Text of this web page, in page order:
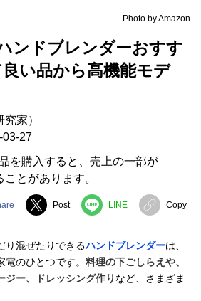
Photo by Amazon
ンドブレンダーおすす
い品から高機能モデ
家）
03-27
を購入すると、売上の一部が
とがあります。
Post LINE Copy
り混ぜたりできるハンドブレンダーは、
のひとつです。 料理の下ごしらえや、
ジー、ドレッシング作り など、さまざま